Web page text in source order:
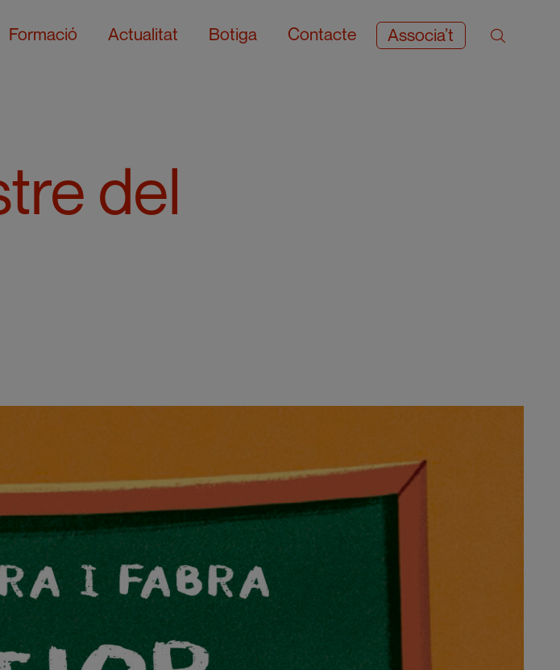
Formació Actualitat Botiga Contacte Associa’t
del